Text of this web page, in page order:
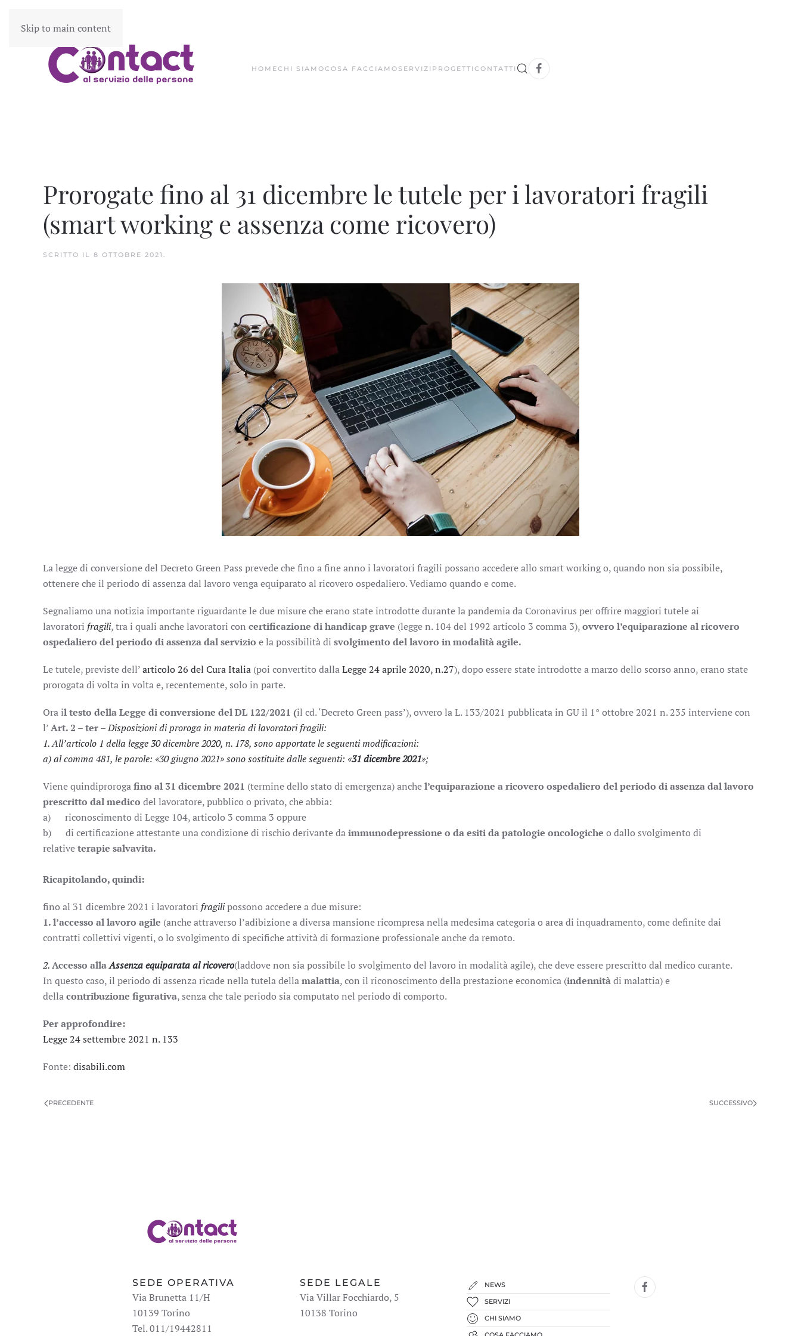
Skip to main content
HOMECHI SIAMOCOSA FACCIAMO SERVIZI PROGETTI CONTATTI
Prorogate fino al 31 dicembre le tutele per i lavoratori fragili
(smart working e assenza come ricovero)
SCRITTO IL 8 OTTOBRE 2021 .
La legge di conversione del Decreto Green Pass prevede che fino a fine anno i lavoratori fragili possano accedere allo smart working o, quando non sia possibile,
ottenere che il periodo di assenza dal lavoro venga equiparato al ricovero ospedaliero. Vediamo quando e come.
Segnaliamo una notizia importante riguardante le due misure che erano state introdotte durante la pandemia da Coronavirus per offrire maggiori tutele ai
lavoratori fragili, tra i quali anche lavoratori con certificazione di handicap grave (legge n. 104 del 1992 articolo 3 comma 3),ovvero l’equiparazione al ricovero
ospedaliero del periodo di assenza dal servizio e la possibilità di svolgimento del lavoro in modalità agile.
Le tutele, previste dell’articolo 26 del Cura Italia (poi convertito dallaLegge 24 aprile 2020, n.27), dopo essere state introdotte a marzo dello scorso anno, erano state
prorogata di volta in volta e, recentemente, solo in parte.
Ora il testo della Legge di conversione del DL 122/2021 (il cd. ‘Decreto Green pass’), ovvero la L. 133/2021 pubblicata in GU il 1° ottobre 2021 n. 235 interviene con
l’Art. 2 – ter–Disposizioni di proroga in materia di lavoratori fragili:
1. All’articolo 1 della legge 30 dicembre 2020, n. 178, sono apportate le seguenti modificazioni:
a) al comma 481, le parole: «30 giugno 2021» sono sostituite dalle seguenti: «31 dicembre 2021»;
Viene quindiprorogafino al 31 dicembre 2021 (termine dello stato di emergenza) anchel’equiparazione a ricovero ospedaliero del periodo di assenza dal lavoro
prescritto dal medico del lavoratore, pubblico o privato, che abbia:
a) riconoscimento di Legge 104, articolo 3 comma 3 oppure
b) di certificazione attestante una condizione di rischio derivante daimmunodepressione o da esiti da patologie oncologiche o dallo svolgimento di
relativeterapie salvavita.
Ricapitolando, quindi:
fino al 31 dicembre 2021 i lavoratori fragilipossono accedere a due misure:
1. l’accesso al lavoro agile (anche attraverso l’adibizione a diversa mansione ricompresa nella medesima categoria o area di inquadramento, come definite dai
contratti collettivi vigenti, o lo svolgimento di specifiche attività di formazione professionale anche da remoto.
2.Accesso allaAssenza equiparata al ricovero(laddove non sia possibile lo svolgimento del lavoro in modalità agile), che deve essere prescritto dal medico curante.
In questo caso, il periodo di assenza ricade nella tutela dellamalattia, con il riconoscimento della prestazione economica (indennitàdi malattia) e
dellacontribuzione figurativa, senza che tale periodo sia computato nel periodo di comporto.
Per approfondire:
Legge 24 settembre 2021 n. 133
Fonte: disabili.com
PRECEDENTE SUCCESSIVO
SEDE OPERATIVA
Via Brunetta 11/H
10139 Torino
Tel. 011/19442811
SEDE LEGALE
Via Villar Focchiardo, 5
10138 Torino
NEWS
SERVIZI
CHI SIAMO